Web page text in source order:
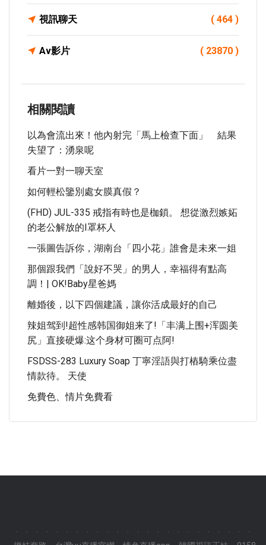
視訊聊天 ( 464 )
Av影片 ( 23870 )
相關閱讀
以為會流出來！他內射完「馬上檢查下面」 結果
失望了：湧泉呢
看片一對一聊天室
如何輕松鑒別處女膜真假？
(FHD) JUL-335 戒指有時也是枷鎖。 想從激烈嫉妬
的老公解放的I罩杯人
一張圖告訴你，湖南台「四小花」誰會是未來一姐
那個跟我們「說好不哭」的男人，幸福得有點高
調！| OK!Baby星爸媽
離婚後，以下四個建議，讓你活成最好的自己
辣姐驾到!超性感韩国御姐来了!「丰满上围+浑圆美
尻」直接硬爆:这个身材可圈可点阿!
FSDSS-283 Luxury Soap 丁寧淫語與打樁騎乘位盡
情款待。 天使
免費色、情片免費看